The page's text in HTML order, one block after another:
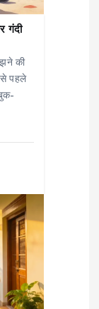
गंदी
की
पहले